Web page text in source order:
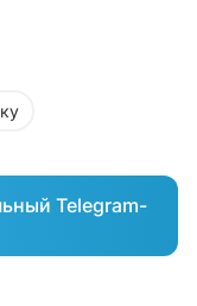
Telegram-